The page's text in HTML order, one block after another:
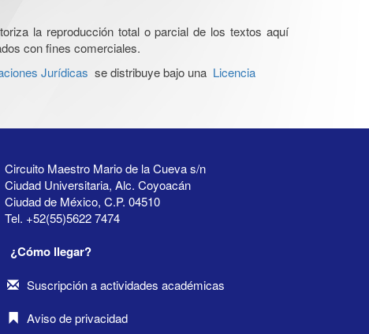
la reproducción total o parcial de los textos aquí
con fines comerciales.
Jurídicas se distribuye bajo una Licencia
Circuito Maestro Mario de la Cueva s/n
Ciudad Universitaria, Alc. Coyoacán
Ciudad de México, C.P. 04510
Tel. +52(55)5622 7474
¿Cómo llegar?
Suscripción a actividades académicas
Aviso de privacidad